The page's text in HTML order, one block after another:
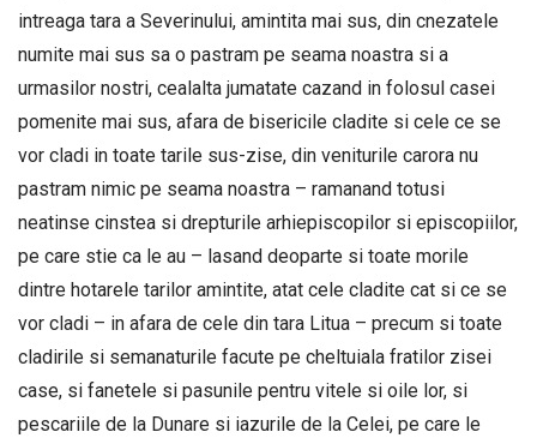
intreaga tara a Severinului, amintita mai sus, din cnezatele
numite mai sus sa o pastram pe seama noastra si a
urmasilor nostri, cealalta jumatate cazand in folosul casei
pomenite mai sus, afara de bisericile cladite si cele ce se
vor cladi in toate tarile sus-zise, din veniturile carora nu
pastram nimic pe seama noastra – ramanand totusi
neatinse cinstea si drepturile arhiepiscopilor si episcopiilor,
pe care stie ca le au – lasand deoparte si toate morile
dintre hotarele tarilor amintite, atat cele cladite cat si ce se
vor cladi – in afara de cele din tara Litua – precum si toate
cladirile si semanaturile facute pe cheltuiala fratilor zisei
case, si fanetele si pasunile pentru vitele si oile lor, si
pescariile de la Dunare si iazurile de la Celei, pe care le